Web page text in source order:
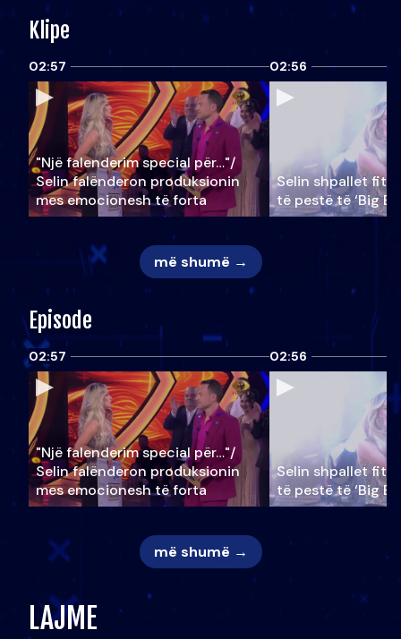
Klipe
02:57
"Një falenderim special për…"/
Selin falënderon produksionin
mes emocionesh të forta
02:56
Selin shpallet
të pestë të ‘Big
më shumë →
Episode
02:57
"Një falenderim special për…"/
Selin falënderon produksionin
mes emocionesh të forta
02:56
Selin shpallet
të pestë të ‘Big
më shumë →
LAJME